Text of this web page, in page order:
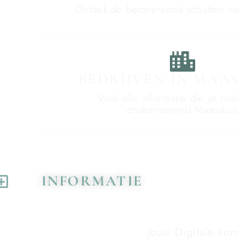
INFORMATIE